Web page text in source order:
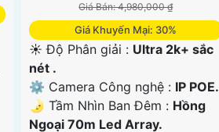
Giá Bán: 4,980,000 ₫
Giá Khuyến Mại: 30%
☀️ Độ Phân giải : Ultra 2k+ sắc
nét .
⚙ Camera Công nghệ : IP POE.
🌛 Tầm Nhìn Ban Đêm : Hồng
Ngoại 70m Led Array.